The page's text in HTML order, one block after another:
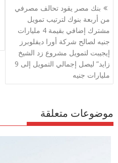
o
o
k
A
p
p
تصفّح
المقالات
بنك مصر يقود تحالف مصرفي
من أربعة بنوك لترتيب تمويل
مشترك إضافي بقيمة 4 مليارات
جنيه لصالح شركة أورا ديفلوبرز
إيجيبت لتمويل مشروع زد الشيخ
زايد” ليصل إجمالي التمويل إلى 9
مليارات جنيه
موضوعات متعلقة